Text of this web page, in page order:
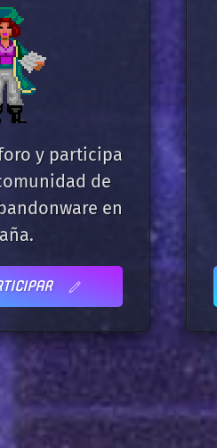
y participa
de
en